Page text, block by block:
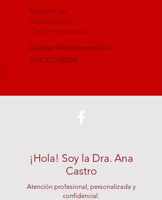
Experto en:
Enfermedades
Cardiometabólicas
Código Metabiomédico:
AMCCDP00096
¡Hola! Soy la Dra. Ana
Castro
Atención profesional, personalizada y
confidencial.